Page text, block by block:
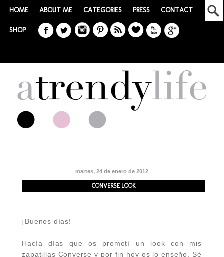
HOME ABOUT ME CATEGORIES PRESS CONTACT
SHOP
martes, 24 de enero de 2012
CONVERSE LOOK
¡Buenos días!
Hacía días que os prometí un look con mis
zapatillas Converse y por fin hoy os lo enseño. Sé